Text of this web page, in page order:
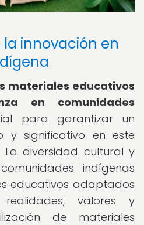
innovación en
materiales educativos
en comunidades
para garantizar un
y significativo en este
La diversidad cultural y
indígenas
educativos adaptados
valores y
de materiales